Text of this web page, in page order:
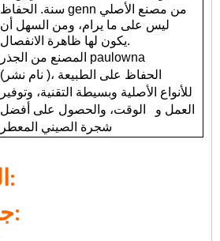
سنة. الحفاظ genn من مصنع الأصلي
ليس على ما يرام، ومن السهل أن
يكون لها ظاهرة الانفصال.
المصنع من الجذر paulowna
(
نام نشر
)، الحفاظ على الطبيعة
للأنواع الأصلية وبسيطة التقنية، وتوفير
العمل و الوقت، والحصول على أفضل
شجرة الصيني المعطر
المعطر الجذر:
جذوعها بولونيا: